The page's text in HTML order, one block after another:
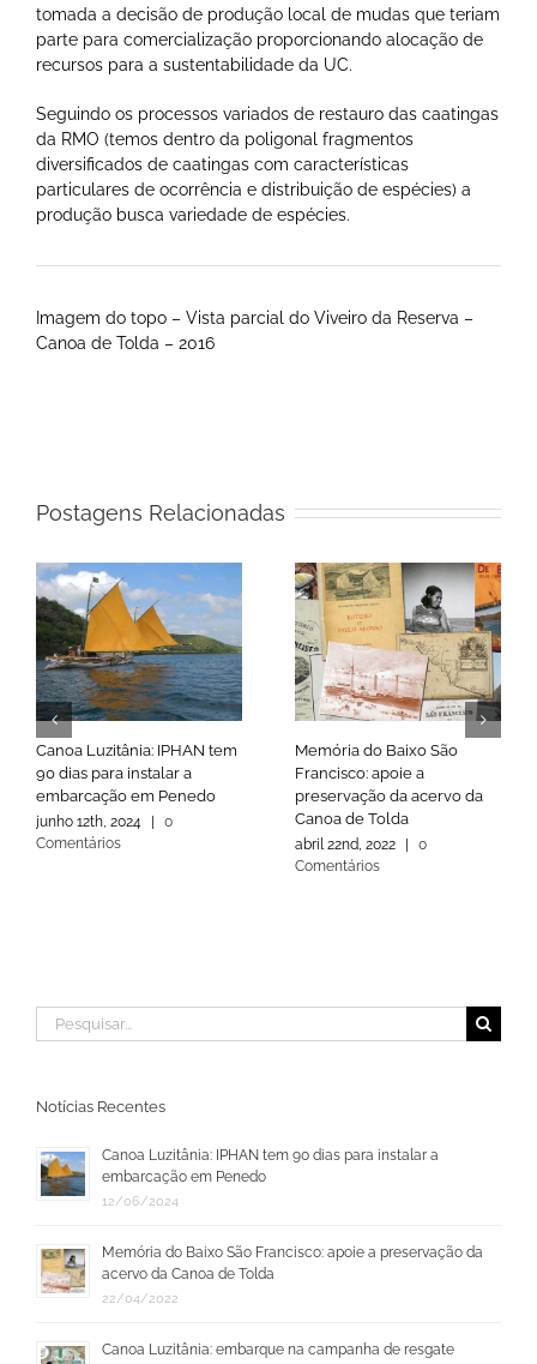
tomada a decisão de produção local de mudas que teriam
parte para comercialização proporcionando alocação de
recursos para a sustentabilidade da UC.
Seguindo os processos variados de restauro das caatingas
da RMO (temos dentro da poligonal fragmentos
diversificados de caatingas com características
particulares de ocorrência e distribuição de espécies) a
produção busca variedade de espécies.
Imagem do topo – Vista parcial do Viveiro da Reserva –
Canoa de Tolda – 2016
Postagens Relacionadas
Canoa Luzitânia: IPHAN tem
90 dias para instalar a
embarcação em Penedo
junho 12th, 2024 |
0
Comentários
Memória do Baixo São
Francisco: apoie a
preservação da acervo da
Canoa de Tolda
abril 22nd, 2022 |
0
Comentários
Buscar
resultados
Notícias Recentes
Canoa Luzitânia: IPHAN tem 90 dias para instalar a
embarcação em Penedo
12/06/2024
Memória do Baixo São Francisco: apoie a preservação da
acervo da Canoa de Tolda
22/04/2022
Canoa Luzitânia: embarque na campanha de resgate